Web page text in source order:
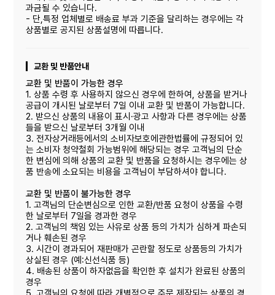
소비자 상담관련 전화번호
010 3272 3791
국산 또는 국내산
과금될 수 있습니다.
- 단,특정 업체별로 배송료 부과 기준을 달리하는 경우에는 각
상품별로 공지된 상품설명에 따릅니다.
교환 및 반품안내
교환 및 반품이 가능한 경우
1. 상품 수령 후 사용하지 않으신 경우에 한하여, 상품을 받거나
공급이 개시된 날로부터 7일 이내 교환 및 반품이 가능합니다.
2. 받으신 상품의 내용이 표시·광고 사항과 다른 경우에는 상품
들을 받으신 날로부터 3개월 이내
3. 전자상거래등에서의 소비자보호에관한법률에 규정되어 있
는 소비자 청약철회 가능범위에 해당되는 경우 고객님의 단순
한 변심에 의해 상품의 교환 및 반품을 요청하시는 경우에는 상
품 반송에 소요되는 비용을 고객님이 부담하셔야 합니다.
교환 및 반품이 불가능한 경우
1. 고객님의 단순변심으로 인한 교환/반품 요청이 상품을 수령
한 날로부터 7일을 경과한 경우
2. 고객님의 책임 있는 사유로 상품 등의 가치가 심하게 파손되
거나 훼손된 경우
3. 시간이 경과되어 재판매가 곤란할 정도로 상품등의 가치가
상실된 경우 (예:신선식품 등)
4. 배송된 상품이 하자없음을 확인한 후 설치가 완료된 상품의
경우